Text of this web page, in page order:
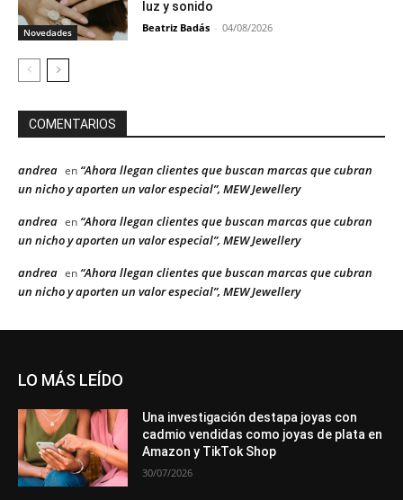
Novedades
luz y sonido
Beatriz Badás - 04/08/2026
COMENTARIOS
andrea en “Ahora llegan clientes que buscan marcas que cubran
un nicho y aporten un valor especial”, MEW Jewellery
andrea en “Ahora llegan clientes que buscan marcas que cubran
un nicho y aporten un valor especial”, MEW Jewellery
andrea en “Ahora llegan clientes que buscan marcas que cubran
un nicho y aporten un valor especial”, MEW Jewellery
LO MÁS LEÍDO
Una investigación destapa joyas con
cadmio vendidas como joyas de plata en
Amazon y TikTok Shop
30/07/2026